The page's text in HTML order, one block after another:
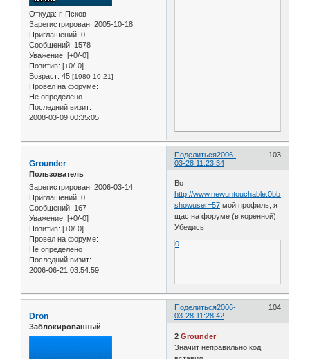
Откуда: г. Псков
Зарегистрирован: 2005-10-18
Приглашений: 0
Сообщений: 1578
Уважение: [+0/-0]
Позитив: [+0/-0]
Возраст: 45 [1980-10-21]
Провел на форуме:
Не определено
Последний визит:
2008-03-09 00:35:05
Поделиться 103
2006-
03-28 11:23:34
Grounder
Пользователь
Зарегистрирован: 2006-03-14
Приглашений: 0
Сообщений: 167
Уважение: [+0/-0]
Позитив: [+0/-0]
Провел на форуме:
Не определено
Последний визит:
2006-06-21 03:54:59
Вот
http://www.newuntouchable.0bb.ru/
showuser=57 мой профиль, я
щас на форуме (в коренной).
Убедись
0
Поделиться 104
2006-
03-28 11:28:42
Dron
Заблокированный
2Grounder
Значит неправильно код